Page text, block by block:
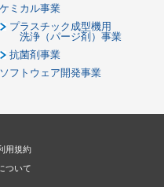
ケミカル事業
プラスチック成型機用
洗浄（パージ剤）事業
抗菌剤事業
ソフトウェア開発事業
用規約
ついて